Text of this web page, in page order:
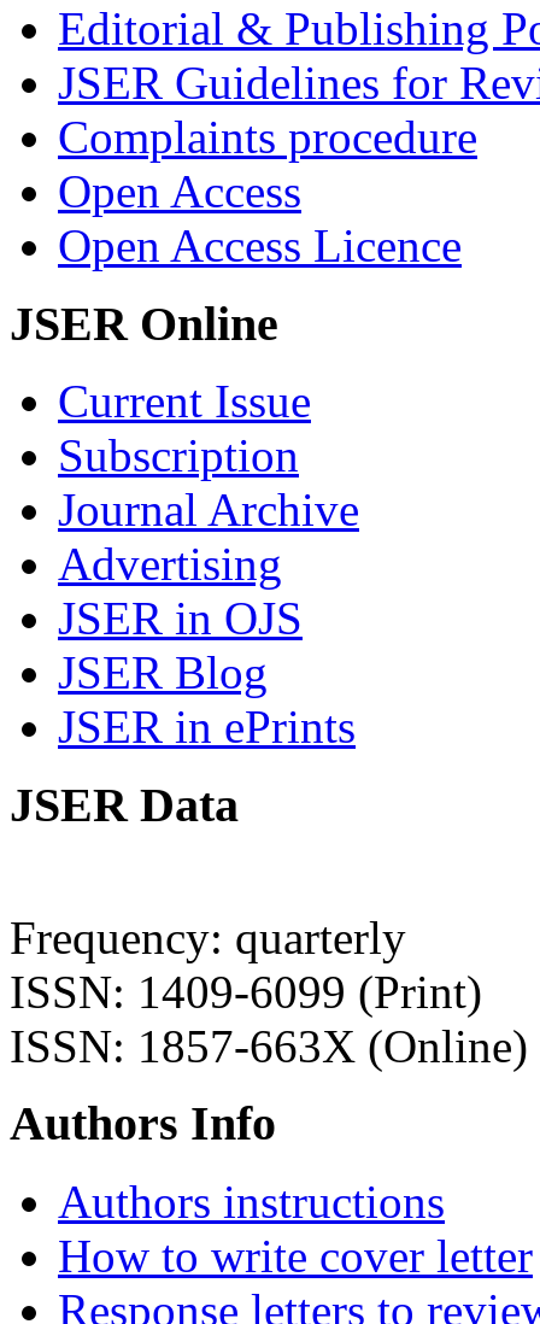
Editorial & Publishing
JSER Guidelines for
Complaints procedure
Open Access
Open Access Licence
JSER Online
Current Issue
Subscription
Journal Archive
Advertising
JSER in OJS
JSER Blog
JSER in ePrints
JSER Data
Frequency: quarterly
ISSN: 1409-6099 (Print)
ISSN: 1857-663X (Online)
Authors Info
Authors instructions
How to write cover letter
Response letters to